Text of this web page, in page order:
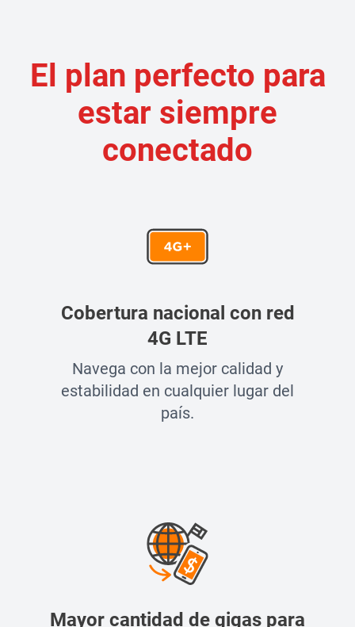
El plan perfecto para
estar siempre
conectado
Cobertura nacional con red
4G LTE
Navega con la mejor calidad y
estabilidad en cualquier lugar del
país.
Mayor cantidad de gigas para